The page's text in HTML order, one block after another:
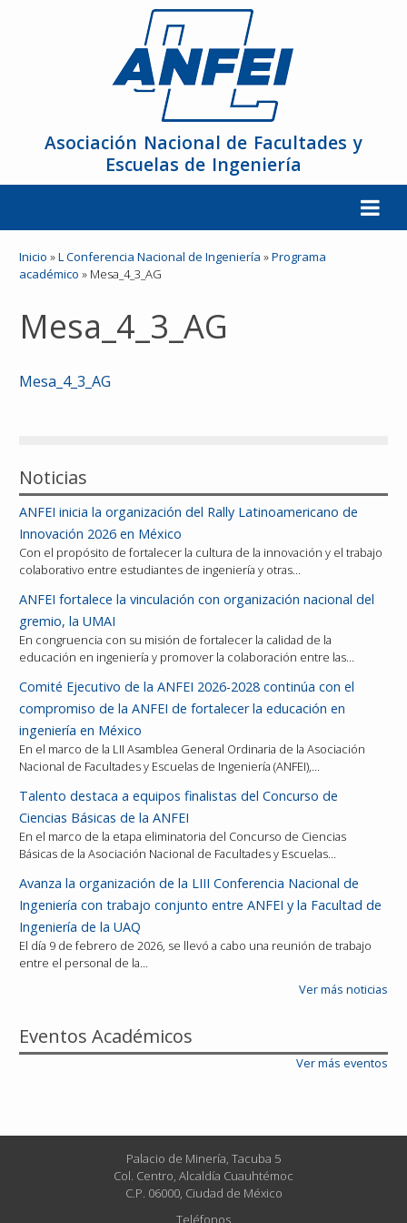
Asociación Nacional de Facultades y
Escuelas de Ingeniería
La ANFEI
Reuniones y Conferencias
Publicaciones
Afiliación
Inicio »L Conferencia Nacional de Ingeniería »Programa
académico » Mesa_4_3_AG
Mesa_4_3_AG
Mesa_4_3_AG
Noticias
ANFEI inicia la organización del Rally Latinoamericano de
Innovación 2026 en México
Con el propósito de fortalecer la cultura de la innovación y el trabajo
colaborativo entre estudiantes de ingeniería y otras…
ANFEI fortalece la vinculación con organización nacional del
gremio, la UMAI
En congruencia con su misión de fortalecer la calidad de la
educación en ingeniería y promover la colaboración entre las…
Comité Ejecutivo de la ANFEI 2026-2028 continúa con el
compromiso de la ANFEI de fortalecer la educación en
ingeniería en México
En el marco de la LII Asamblea General Ordinaria de la Asociación
Nacional de Facultades y Escuelas de Ingeniería (ANFEI),…
Talento destaca a equipos finalistas del Concurso de
Ciencias Básicas de la ANFEI
En el marco de la etapa eliminatoria del Concurso de Ciencias
Básicas de la Asociación Nacional de Facultades y Escuelas…
Avanza la organización de la LIII Conferencia Nacional de
Ingeniería con trabajo conjunto entre ANFEI y la Facultad de
Ingeniería de la UAQ
El día 9 de febrero de 2026, se llevó a cabo una reunión de trabajo
entre el personal de la…
Ver más noticias
Eventos Académicos
Ver más eventos
Palacio de Minería, Tacuba 5
Col. Centro, Alcaldía Cuauhtémoc
C.P. 06000, Ciudad de México
Teléfonos